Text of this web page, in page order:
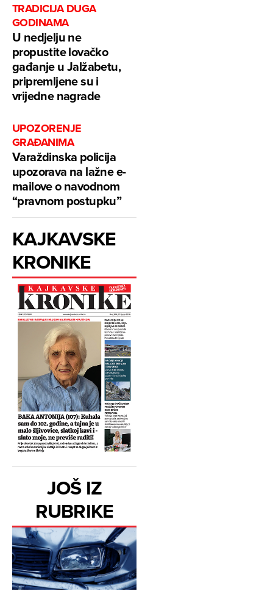
TRADICIJA DUGA
GODINAMA
U nedjelju ne
propustite lovačko
gađanje u Jalžabetu,
pripremljene su i
vrijedne nagrade
UPOZORENJE
GRAĐANIMA
Varaždinska policija
upozorava na lažne e-
mailove o navodnom
“pravnom postupku”
KAJKAVSKE
KRONIKE
JOŠ IZ
RUBRIKE